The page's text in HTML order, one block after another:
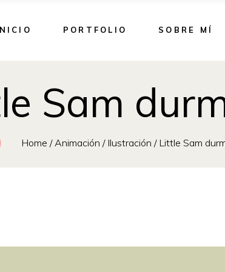
PORTFOLIO SOBRE MÍ
Sam
Home /Animación / Ilustración / Little Sam